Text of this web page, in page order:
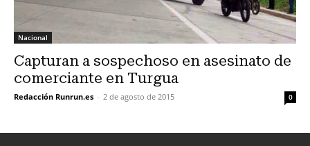
Nacional
Capturan a sospechoso en asesinato de
comerciante en Turgua
Redacción Runrun.es - 2 de agosto de 2015 0